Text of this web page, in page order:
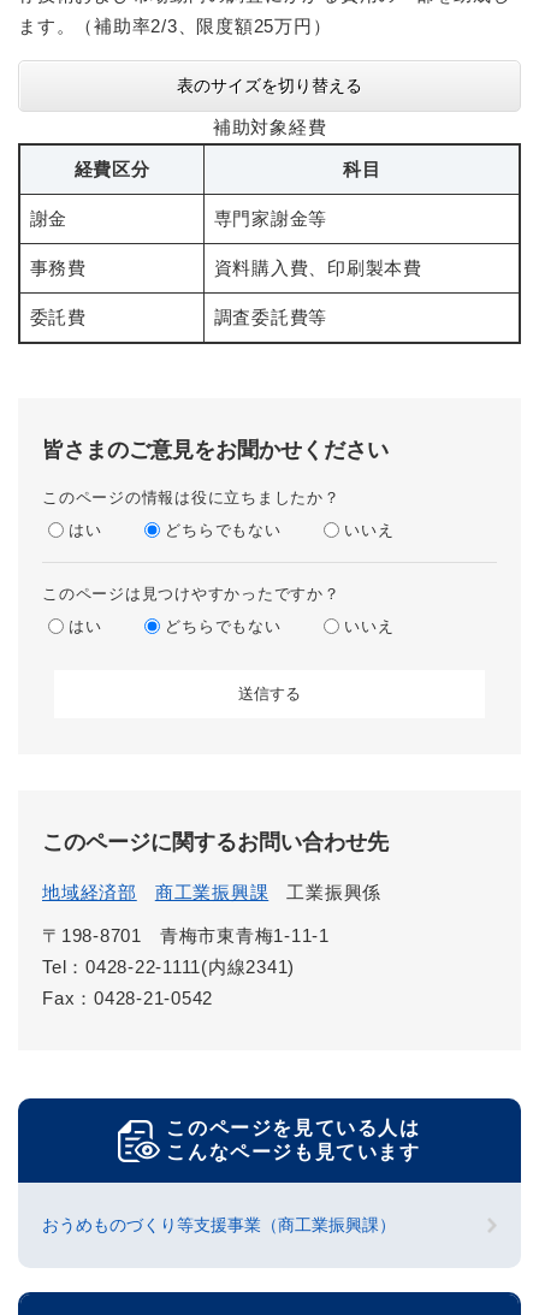
ます。（補助率2/3、限度額25万円）
表のサイズを切り替える
補助対象経費
経費区分 科目
謝金 専門家謝金等
事務費 資料購入費、印刷製本費
委託費 調査委託費等
皆さまのご意見をお聞かせください
このページの情報は役に立ちましたか？
はい
どちらでもない いいえ
このページは見つけやすかったですか？
はい
どちらでもない いいえ
このページに関するお問い合わせ先
地域経済部 商工業振興課 工業振興係
〒198-8701
青梅市東青梅1-11-1
Tel：0428-22-1111(内線2341)
Fax：0428-21-0542
このページを見ている人は
こんなページも見ています
おうめものづくり等支援事業（商工業振興課）